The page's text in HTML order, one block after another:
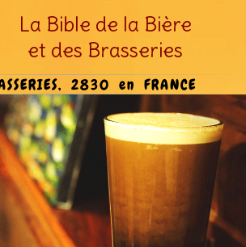
La Bible de la Bière
et des Brasseries
2830 en FRANCE